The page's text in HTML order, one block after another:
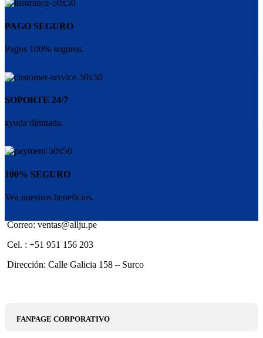
PAGO SEGURO
Pagos 100% seguros.
SOPORTE 24/7
ayuda ilimitada.
100% SEGURO
Vea nuestros beneficios.
Correo: ventas@allju.pe
Cel. : +51 951 156 203
Dirección: Calle Galicia 158 – Surco
FANPAGE CORPORATIVO